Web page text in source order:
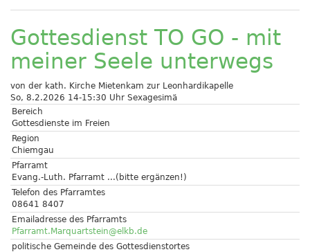
Gottesdienst TO GO - mit
meiner Seele unterwegs
von der kath. Kirche Mietenkam zur Leonhardikapelle
So, 8.2.2026 14-15:30 Uhr Sexagesimä
Bereich
Gottesdienste im Freien
Region
Chiemgau
Pfarramt
Evang.-Luth. Pfarramt ...(bitte ergänzen!)
Telefon des Pfarramtes
08641 8407
Emailadresse des Pfarramts
Pfarramt.Marquartstein@elkb.de
politische Gemeinde des Gottesdienstortes